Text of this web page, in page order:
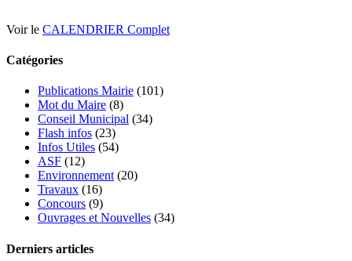
Voir le CALENDRIER Complet
Catégories
Publications Mairie (101)
Mot du Maire (8)
Conseil Municipal (34)
Flash infos (23)
Infos Utiles (54)
ASF (12)
Environnement (20)
Travaux (16)
Concours (9)
Ouvrages et Nouvelles (34)
Derniers articles